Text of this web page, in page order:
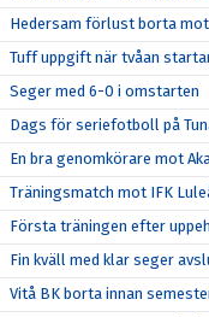
Hedersam förlust borta
Tuff uppgift när tvåan
Seger med 6-0 i omstarten
Dags för seriefotboll på
En bra genomkörare mot
Träningsmatch mot IFK
Första träningen efter
Fin kväll med klar seger
Vitå BK borta innan